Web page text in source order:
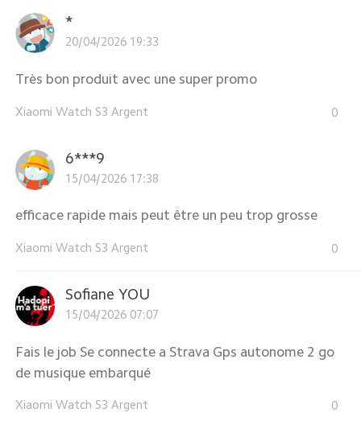
*
20/04/2026 19:33
Très bon produit avec une super promo
Xiaomi Watch S3 Argent 0
6***9
15/04/2026 17:38
efficace rapide mais peut être un peu trop grosse
Xiaomi Watch S3 Argent 0
Sofiane YOU
15/04/2026 07:07
Fais le job Se connecte a Strava Gps autonome 2 go
de musique embarqué
Xiaomi Watch S3 Argent 0